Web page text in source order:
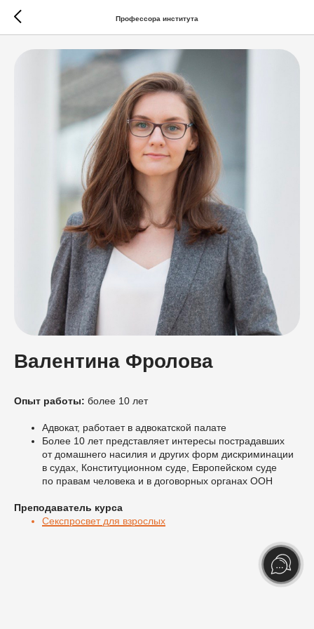
Профессора института
Валентина Фролова
Опыт работы: более 10 лет
Адвокат, работает в адвокатской палате
Более 10 лет представляет интересы пострадавших
от домашнего насилия и других форм дискриминации
в судах, Конституционном суде, Европейском суде
по правам человека и в договорных органах ООН
Преподаватель курса
Секспросвет для взрослых